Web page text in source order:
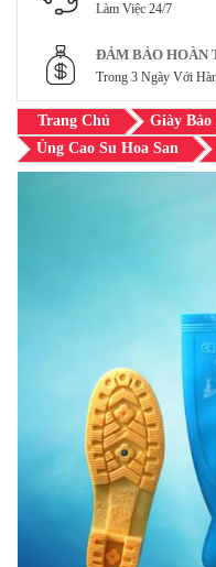
Làm Việc 24/7
ĐẢM BẢO HOÀN
Trong 3 Ngày Với
Trang Chủ Giày Bảo
Ủng Cao Su Hoa San